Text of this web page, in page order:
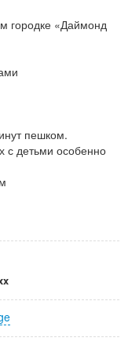
городке «Даймонд
пешком.
с детьми особенно